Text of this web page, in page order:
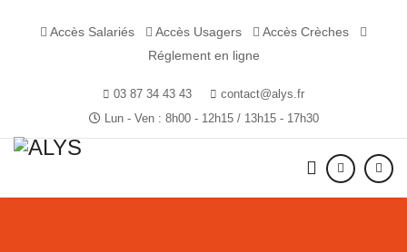
Accès Salariés Accès Usagers
Accès Crèches
Réglement en ligne
03 87 34 43 43
contact@alys.fr
Lun - Ven : 8h00 - 12h15 / 13h15 - 17h30